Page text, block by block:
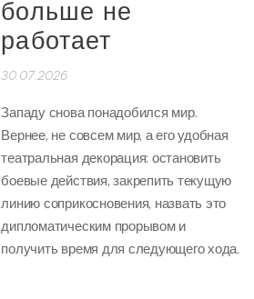
больше не
работает
30.07.2026
Западу снова понадобился мир.
Вернее, не совсем мир, а его удобная
театральная декорация: остановить
боевые действия, закрепить текущую
линию соприкосновения, назвать это
дипломатическим прорывом и
получить время для следующего хода.